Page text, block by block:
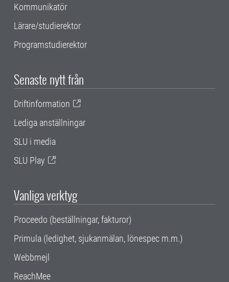
Kommunikatör
Lärare/studierektor
Programstudierektor
Senaste nytt från
Driftinformation
Lediga anställningar
SLU i media
SLU Play
Vanliga verktyg
Proceedo (beställningar, fakturor)
Primula (ledighet, sjukanmälan, lönespec m.m.)
Webbmejl
ReachMee